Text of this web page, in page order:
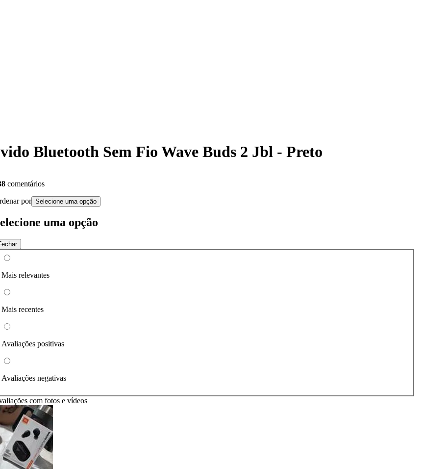
Bluetooth Sem Fio Wave Buds 2 Jbl - Preto
comentários
por Selecione uma opção
uma opção
Mais relevantes
Mais recentes
Avaliações positivas
Avaliações negativas
com fotos e vídeos